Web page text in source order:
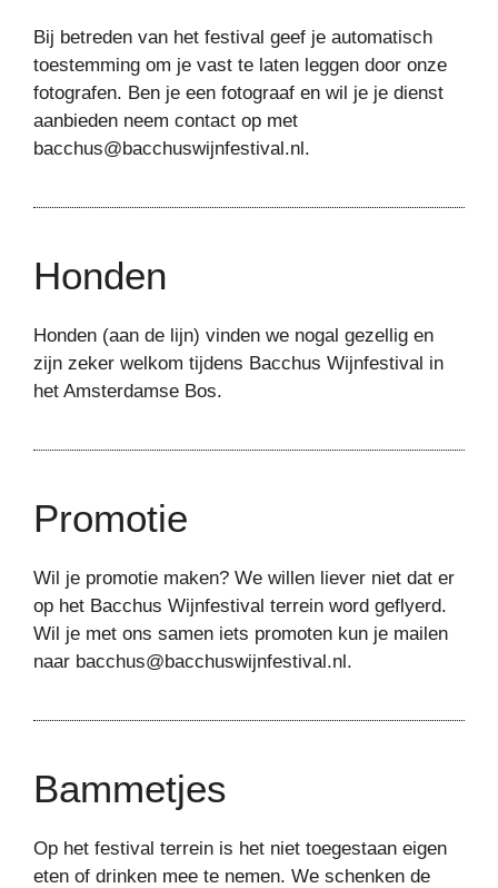
Bij betreden van het festival geef je automatisch
toestemming om je vast te laten leggen door onze
fotografen. Ben je een fotograaf en wil je je dienst
aanbieden neem contact op met
bacchus@bacchuswijnfestival.nl.
Honden
Honden (aan de lijn) vinden we nogal gezellig en
zijn zeker welkom tijdens Bacchus Wijnfestival in
het Amsterdamse Bos.
Promotie
Wil je promotie maken? We willen liever niet dat er
op het Bacchus Wijnfestival terrein word geflyerd.
Wil je met ons samen iets promoten kun je mailen
naar bacchus@bacchuswijnfestival.nl.
Bammetjes
Op het festival terrein is het niet toegestaan eigen
eten of drinken mee te nemen. We schenken de